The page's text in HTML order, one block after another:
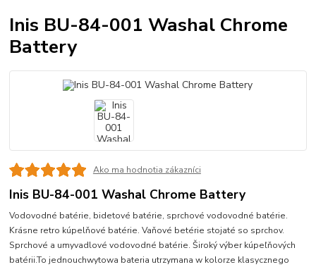
Inis BU-84-001 Washal Chrome
Battery
Ako ma hodnotia zákazníci
Inis BU-84-001 Washal Chrome Battery
Vodovodné batérie, bidetové batérie, sprchové vodovodné batérie.
Krásne retro kúpelňové batérie. Vaňové betérie stojaté so sprchov.
Sprchové a umyvadlové vodovodné batérie. Široký výber kúpeľňových
batérii.To jednouchwytowa bateria utrzymana w kolorze klasycznego